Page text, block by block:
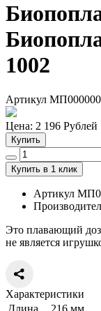
1002
Артикул
Цена: 2 196 Рублей
Купить
Купить в 1 клик
Артикул
Это плавающий
не является
Характеристики
Длина
216 мм